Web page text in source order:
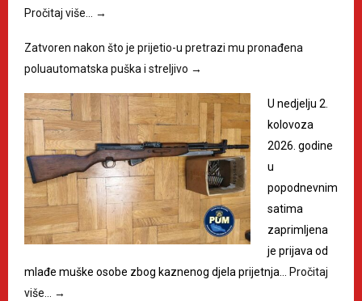
Pročitaj više… →
Zatvoren nakon što je prijetio-u pretrazi mu pronađena
poluautomatska puška i streljivo →
U nedjelju 2.
kolovoza
2026. godine
u
popodnevnim
satima
zaprimljena
je prijava od
mlađe muške osobe zbog kaznenog djela prijetnja… Pročitaj
više… →